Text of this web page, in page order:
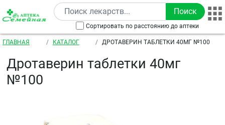
Перейти к основному содержанию
Сортировать по расстоянию до аптеки
Строка навигации
ГЛАВНАЯ КАТАЛОГ ДРОТАВЕРИН ТАБЛЕТКИ 40МГ №100
Дротаверин таблетки 40мг
№100